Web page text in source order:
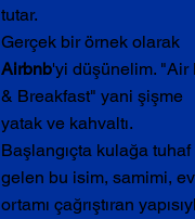
tutar.
Gerçek bir örnek olarak
Airbnb'yi düşünelim. "Air
& Breakfast" yani şişme
yatak ve kahvaltı.
Başlangıçta kulağa tuhaf
gelen bu isim, samimi, ev
ortamı çağrıştıran